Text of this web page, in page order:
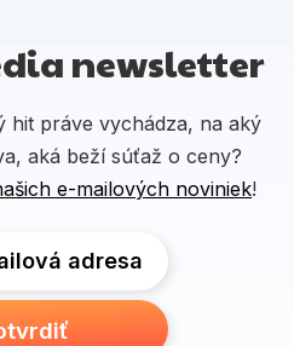
newsletter
hit práve vychádza, na aký
aká beží súťaž o ceny?
e-mailových noviniek!
adresa